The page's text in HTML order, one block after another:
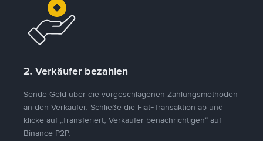
2. Verkäufer bezahlen
Sende Geld über die vorgeschlagenen Zahlungsmethoden
an den Verkäufer. Schließe die Fiat-Transaktion ab und
klicke auf „Transferiert, Verkäufer benachrichtigen“ auf
Binance P2P.